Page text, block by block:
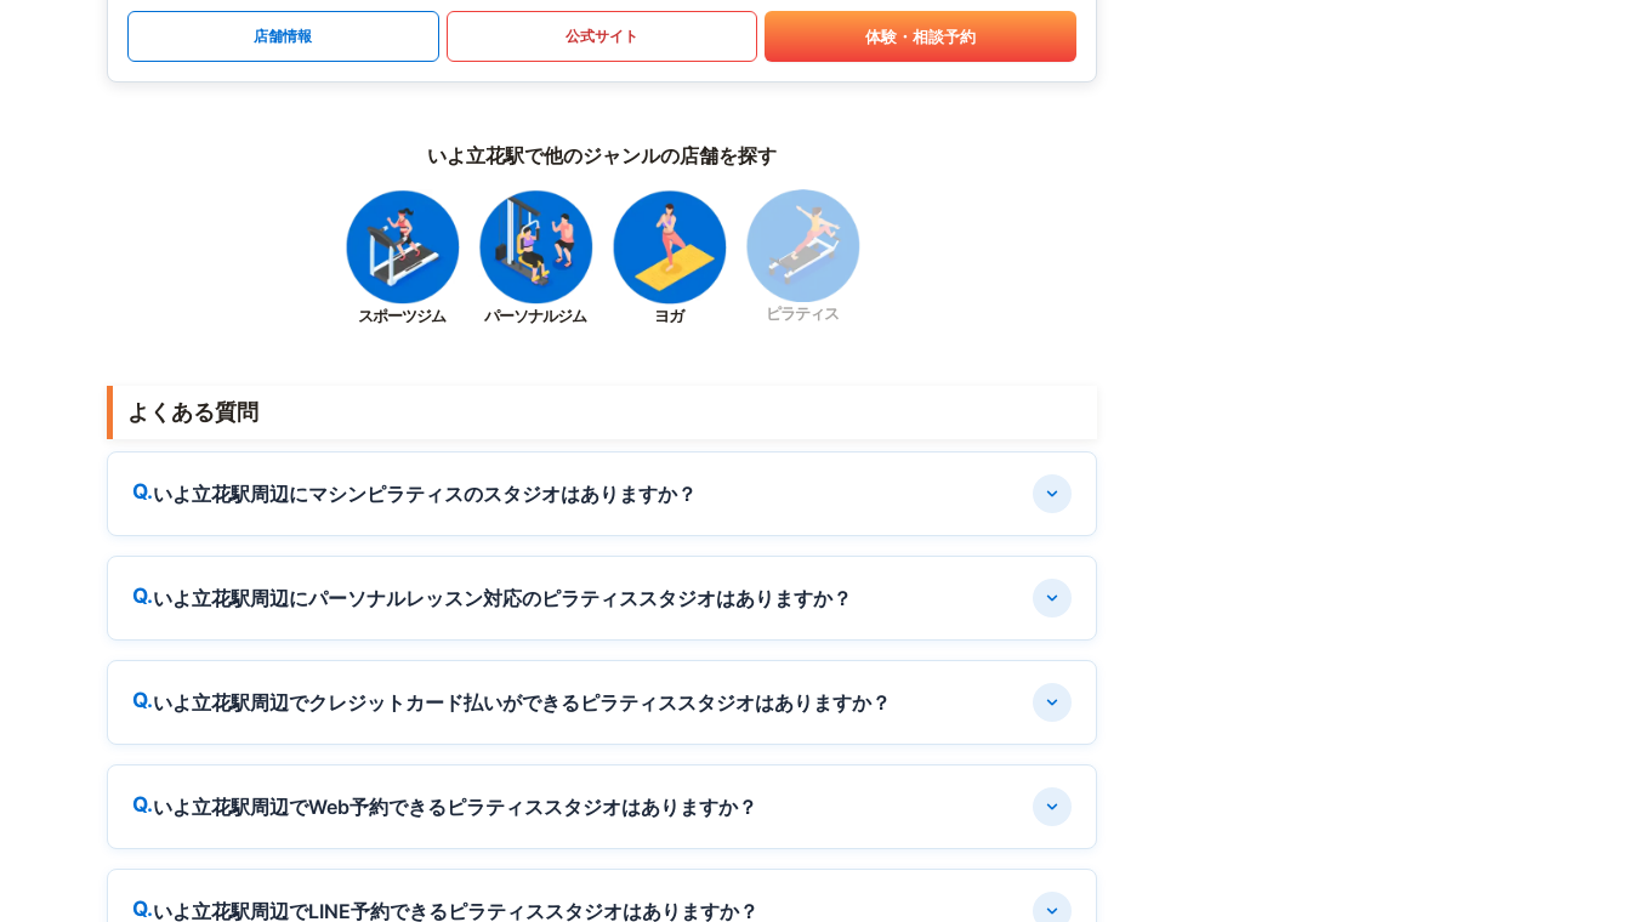
店舗情報 公式サイト 体験・相談予約
いよ立花駅で他のジャンルの店舗を探す
スポーツジム パーソナルジム ヨガ ピラティス
よくある質問
いよ立花駅周辺にマシンピラティスのスタジオはありますか？
いよ立花駅周辺にパーソナルレッスン対応のピラティススタジオはありますか？
いよ立花駅周辺でクレジットカード払いができるピラティススタジオはありますか？
いよ立花駅周辺でWeb予約できるピラティススタジオはありますか？
いよ立花駅周辺でLINE予約できるピラティススタジオはありますか？